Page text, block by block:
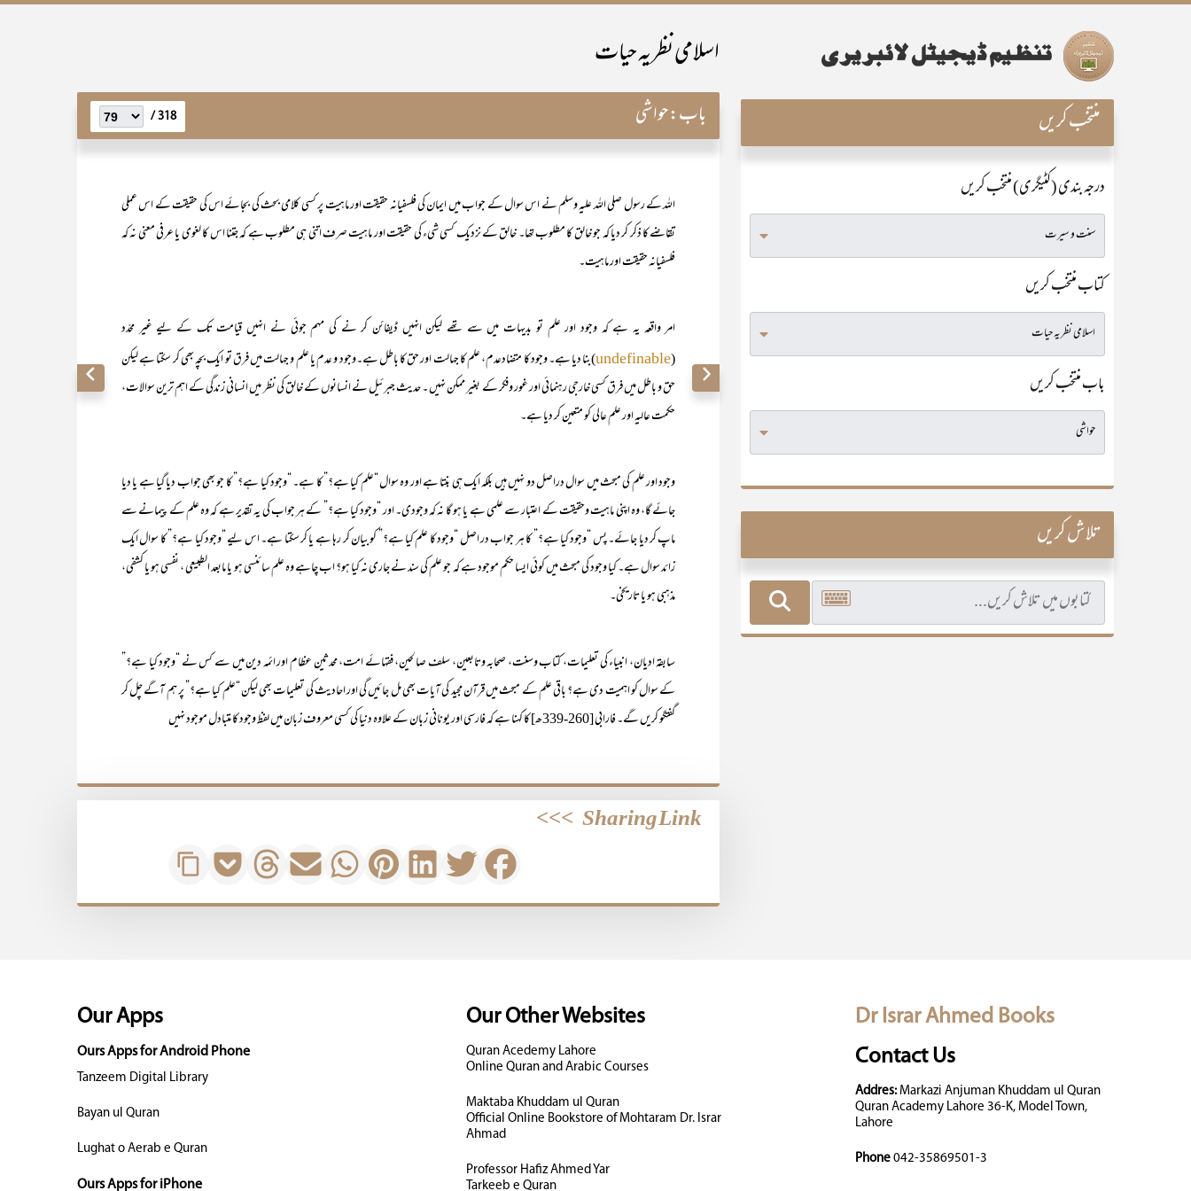
اسلامی نظریہ حیات
باب:حواشی 318 /
اللہ کے رسول صلی اللہ علیہ وسلم نے اس سوال کے جواب میں ایمان کی فلسفیانہ حقیقت اور ماہیت پر کسی کلامی بحث کی بجائے اس کی حقیقت کے اس عملی
تقاضے کا ذکر کر دیا کہ جو خالق کا مطلوب تھا۔ خالق کے نزدیک کسی شیء کی حقیقت اور ماہیت صرف اتنی ہی مطلوب ہے کہ جتنا اس کا لغوی یا عرفی معنی نہ کہ
فلسفیانہ حقیقت اور ماہیت۔
امر واقعہ یہ ہے کہ وجود اور علم تو بدیہات میں سے تھے لیکن انہیں ڈیفائن کر نے کی مہم جوئی نے انہیں قیامت تک کے لیے غیر محدّد
(
undefinable)بنا دیا ہے۔ وجود کا متضادعدم، علم کا جہالت اور حق کا باطل ہے۔وجود و عدم یا علم و جہالت میں فرق تو ایک بچہ بھی کر سکتا ہے لیکن
حق و باطل میں فرق کسی خارجی رہنمائی اور غور وفکر کے بغیر ممکن نہیں ۔ حدیث جبرئیل نے انسانوں کے خالق کی نظر میں انسانی زندگی کے اہم ترین سوالات،
حکمت عالیہ اور علم عالی کو متعین کر دیا ہے۔
وجود اور علم کی مبحث میں سوال دراصل دو نہیں ہیں بلکہ ایک ہی بنتا ہے اور وہ سوال “علم کیا ہے؟” کا ہے۔ “وجود کیا ہے؟” کا جو بھی جواب دیا گیا ہے یا دیا
جائے گا، وہ اپنی ماہیت وحقیقت کے اعتبار سے علمی ہے یا ہو گا نہ کہ وجودی۔ اور “وجود کیا ہے؟” کے ہر جواب کی یہ تقدیر ہے کہ وہ علم کے پیمانے سے
ماپ کر دیا جائے۔ پس “وجود کیا ہے؟” کا ہر جواب در اصل “وجود کا علم کیا ہے؟” کو بیان کر رہا ہے یا کر سکتا ہے۔ اس لیے “وجود کیا ہے؟” کا سوال ایک
زائد سوال ہے۔ کیا وجود کی مبحث میں کوئی ایسا حکم موجود ہے کہ جو علم کی سند نے جاری نہ کیا ہو؟ اب چاہے وہ علم سائنسی ہو یا مابعد الطبیعی ، نفسی ہو یا کشفی،
مذہبی ہو یا تاریخی۔
سابقہ ادیان، انبیاء کی تعلیمات، کتاب وسنت، صحابہ وتابعین، سلف صالحین، فقہائے امت، محدثین عظام اور ائمہ دین میں سے کس نے “وجود کیا ہے؟”
کے سوال کو اہمیت دی ہے؟ باقی علم کے مبحث میں قرآن مجید کی آیات بھی مل جائیں گی اور احادیث کی تعلیمات بھی لیکن “علم کیا ہے؟” پر ہم آگے چل کر
گفتگو کریں گے۔ فارابی [260-339ھ] کا کہنا ہے کہ فارسی اور یونانی زبان کے علاوہ دنیا کی کسی معروف زبان میں لفظ وجود کا متبادل موجود نہیں
Sharing Link
>>>
منتخب کریں
درجہ بندی (کٹیگری) منتخب کریں
کتاب منتخب کریں
باب منتخب کریں
تلاش کریں
Dr Israr Ahmed Books
Contact Us
Addres:Markazi Anjuman Khuddam ul Quran
Quran Academy Lahore 36-K, Model Town,
Lahore
Phone 042-35869501-3
Our Other Websites
Quran Acedemy Lahore
Online Quran and Arabic Courses
Maktaba Khuddam ul Quran
Official Online Bookstore of Mohtaram Dr. Israr
Ahmad
Professor Hafiz Ahmed Yar
Tarkeeb e Quran
Our Apps
Ours Apps for Android Phone
Tanzeem Digital Library
Bayan ul Quran
Lughat o Aerab e Quran
Ours Apps for iPhone